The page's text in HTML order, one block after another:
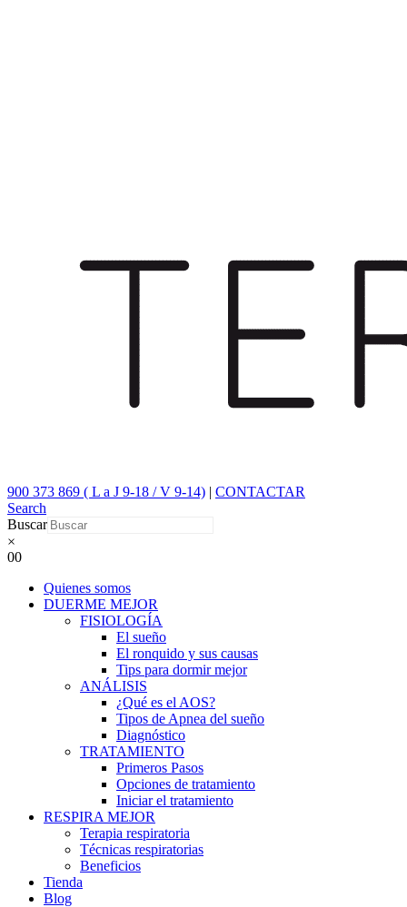
900 373 869 ( L a J 9-18 / V 9-14) | CONTACTAR
Search
Buscar
×
00
Quienes somos
DUERME MEJOR
FISIOLOGÍA
El sueño
El ronquido y sus causas
Tips para dormir mejor
ANÁLISIS
¿Qué es el AOS?
Tipos de Apnea del sueño
Diagnóstico
TRATAMIENTO
Primeros Pasos
Opciones de tratamiento
Iniciar el tratamiento
RESPIRA MEJOR
Terapia respiratoria
Técnicas respiratorias
Beneficios
Tienda
Blog